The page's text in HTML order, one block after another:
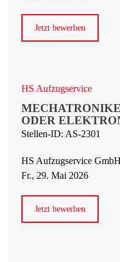
Jetzt bewerben
HS Aufzugservice
ODER
Stellen-ID: AS-2301
HS Aufzugservice GmbH
Fr., 29. Mai 2026
Jetzt bewerben